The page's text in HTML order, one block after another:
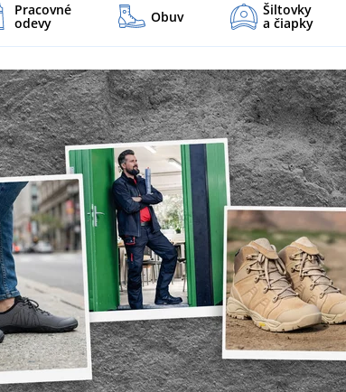
Pracovné
odevy Obuv Šiltovky
a čiapky